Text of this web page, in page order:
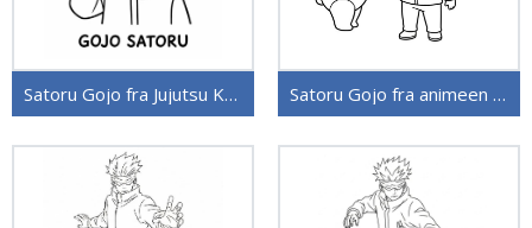
Satoru Gojo fra Jujutsu Kaisen Satoru Gojo fra animeen Jujutsu Kaisen